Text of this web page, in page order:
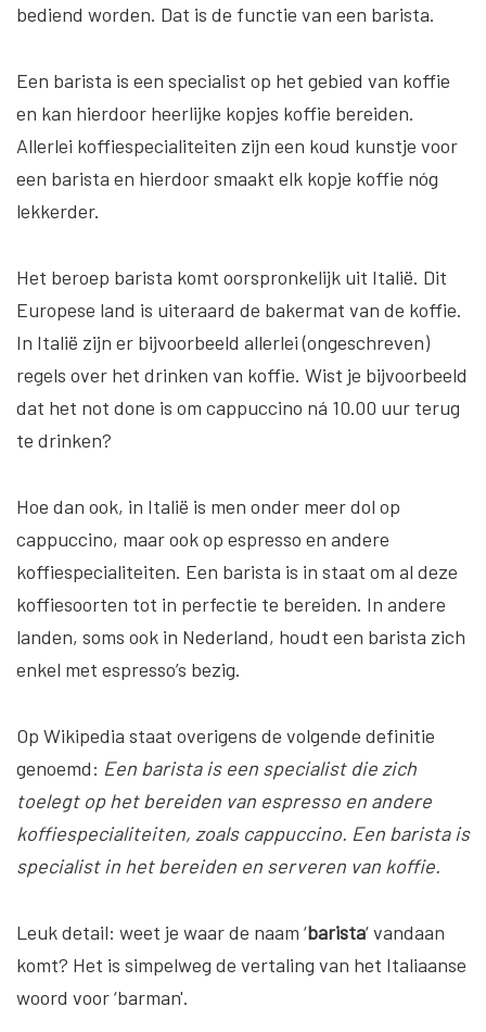
bediend worden. Dat is de functie van een barista.
Een barista is een specialist op het gebied van koffie
en kan hierdoor heerlijke kopjes koffie bereiden.
Allerlei koffiespecialiteiten zijn een koud kunstje voor
een barista en hierdoor smaakt elk kopje koffie nóg
lekkerder.
Het beroep barista komt oorspronkelijk uit Italië. Dit
Europese land is uiteraard de bakermat van de koffie.
In Italië zijn er bijvoorbeeld allerlei (ongeschreven)
regels over het drinken van koffie. Wist je bijvoorbeeld
dat het not done is om cappuccino ná 10.00 uur terug
te drinken?
Hoe dan ook, in Italië is men onder meer dol op
cappuccino, maar ook op espresso en andere
koffiespecialiteiten. Een barista is in staat om al deze
koffiesoorten tot in perfectie te bereiden. In andere
landen, soms ook in Nederland, houdt een barista zich
enkel met espresso’s bezig.
Op Wikipedia staat overigens de volgende definitie
genoemd: Een barista is een specialist die zich
toelegt op het bereiden van espresso en andere
koffiespecialiteiten, zoals cappuccino. Een barista is
specialist in het bereiden en serveren van koffie.
Leuk detail: weet je waar de naam ‘barista‘ vandaan
komt? Het is simpelweg de vertaling van het Italiaanse
woord voor ‘barman'.